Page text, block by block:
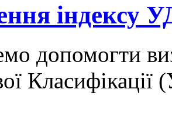
індексу
допомогти
Класифікації